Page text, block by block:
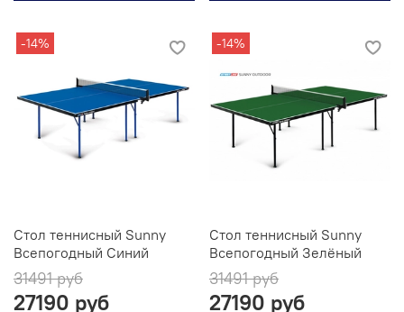
-14%
Стол теннисный Sunny
Всепогодный Синий
31491 руб
27190 руб
-14%
Стол теннисный Sunny
Всепогодный Зелёный
31491 руб
27190 руб